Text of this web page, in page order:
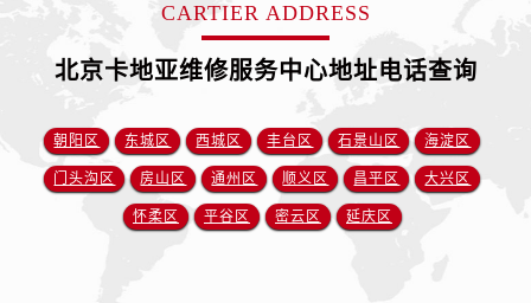
CARTIER ADDRESS
北京卡地亚维修服务中心地址电话查询
朝阳区 东城区 西城区 丰台区 石景山区 海淀区
门头沟区 房山区 通州区 顺义区 昌平区 大兴区
怀柔区 平谷区 密云区 延庆区